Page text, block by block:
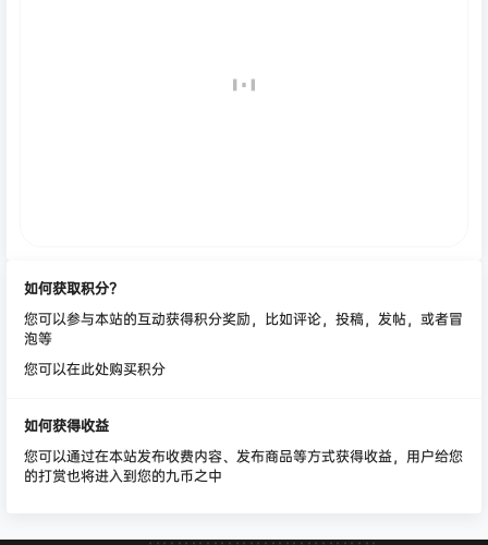
如何获取积分？
您可以参与本站的互动获得积分奖励，比如评论，投稿，发帖，或者冒
泡等
您可以在此处购买积分
如何获得收益
您可以通过在本站发布收费内容、发布商品等方式获得收益，用户给您
的打赏也将进入到您的九币之中